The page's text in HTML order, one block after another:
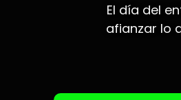
El día del
afianzar lo